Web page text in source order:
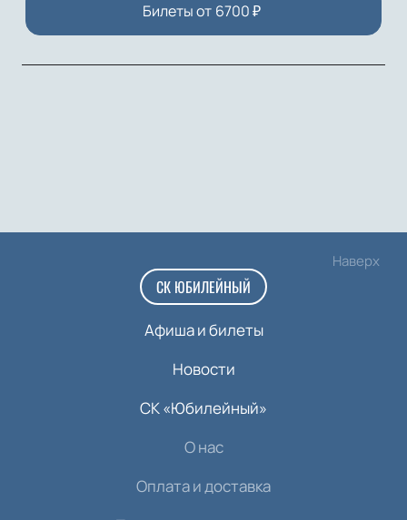
Билеты от 6700₽
Наверх
СК ЮБИЛЕЙНЫЙ
Афиша и билеты
Новости
СК «Юбилейный»
О нас
Оплата и доставка